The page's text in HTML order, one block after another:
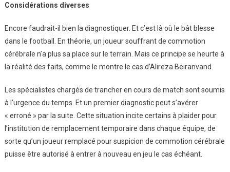
Considérations diverses
Encore faudrait-il bien la diagnostiquer. Et c’est là où le bât blesse
dans le football. En théorie, un joueur souffrant de commotion
cérébrale n’a plus sa place sur le terrain. Mais ce principe se heurte à
la réalité des faits, comme le montre le cas d’Alireza Beiranvand.
Les spécialistes chargés de trancher en cours de match sont soumis
à l’urgence du temps. Et un premier diagnostic peut s’avérer
« erroné » par la suite. Cette situation incite certains à plaider pour
l’institution de remplacement temporaire dans chaque équipe, de
sorte qu’un joueur remplacé pour suspicion de commotion cérébrale
puisse être autorisé à entrer à nouveau en jeu le cas échéant.